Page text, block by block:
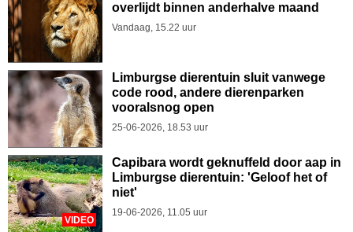
overlijdt binnen anderhalve maand
Vandaag, 15.22 uur
Limburgse dierentuin sluit vanwege
code rood, andere dierenparken
vooralsnog open
25-06-2026, 18.53 uur
VIDEO
Capibara wordt geknuffeld door aap in
Limburgse dierentuin: 'Geloof het of
niet'
19-06-2026, 11.05 uur